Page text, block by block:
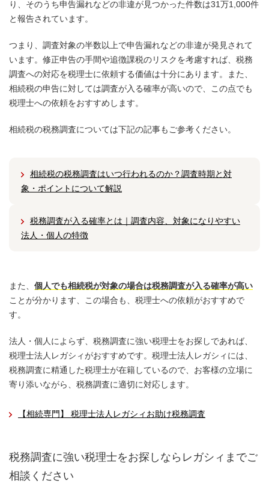
り、そのうち申告漏れなどの非違が見つかった件数は31万1,000件
と報告されています。
つまり、調査対象の半数以上で申告漏れなどの非違が発見されて
います。修正申告の手間や追徴課税のリスクを考慮すれば、税務
調査への対応を税理士に依頼する価値は十分にあります。また、
相続税の申告に対しては調査が入る確率が高いので、この点でも
税理士への依頼をおすすめします。
相続税の税務調査については下記の記事もご参考ください。
相続税の税務調査はいつ行われるのか？調査時期と対
象・ポイントについて解説
税務調査が入る確率とは｜調査内容、対象になりやすい
法人・個人の特徴
また、 個人でも相続税が対象の場合は税務調査が入る確率が高い
ことが分かります、この場合も、税理士への依頼がおすすめで
す。
法人・個人によらず、税務調査に強い税理士をお探しであれば、
税理士法人レガシィがおすすめです。税理士法人レガシィには、
税務調査に精通した税理士が在籍しているので、お客様の立場に
寄り添いながら、税務調査に適切に対応します。
【相続専門】 税理士法人レガシィお助け税務調査
税務調査に強い税理士をお探しならレガシィまでご
相談ください